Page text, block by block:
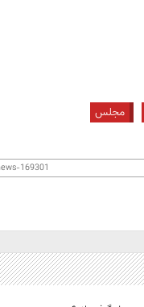
مجلس